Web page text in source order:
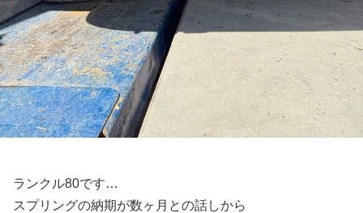
ランクル80です…
スプリングの納期が数ヶ月との話しから